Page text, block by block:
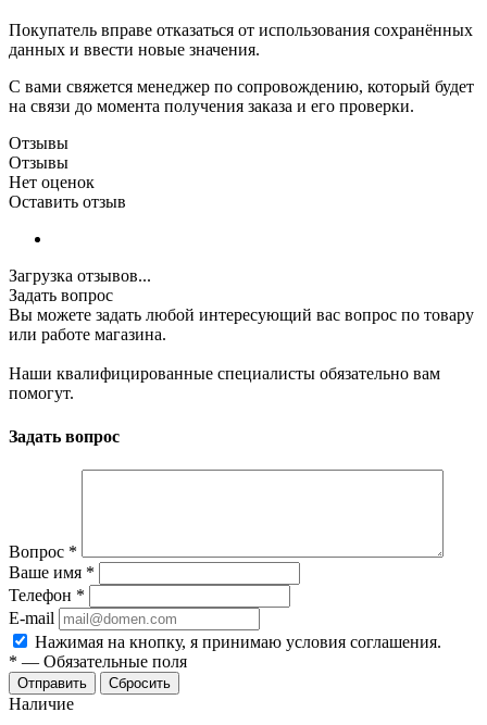
Покупатель вправе отказаться от использования сохранённых
данных и ввести новые значения.
С вами свяжется менеджер по сопровождению, который будет
на связи до момента получения заказа и его проверки.
Отзывы
Отзывы
Нет оценок
Оставить отзыв
Загрузка отзывов...
Задать вопрос
Вы можете задать любой интересующий вас вопрос по товару
или работе магазина.
Наши квалифицированные специалисты обязательно вам
помогут.
Задать вопрос
Вопрос *
Ваше имя *
Телефон *
E-mail
Нажимая на кнопку, я принимаю условия соглашения.
* — Обязательные поля
Отправить Сбросить
Наличие